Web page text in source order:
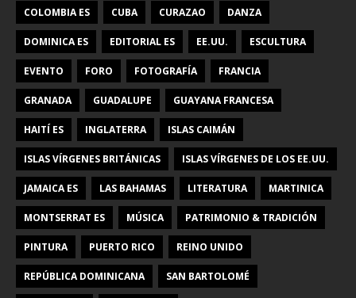
COLOMBIA ES CUBA CURAZAO DANZA
DOMINICA ES EDITORIAL ES EE.UU. ESCULTURA
EVENTO FORO FOTOGRAFÍA FRANCIA
GRANADA GUADALUPE GUAYANA FRANCESA
HAITÍ ES INGLATERRA ISLAS CAIMÁN
ISLAS VÍRGENES BRITÁNICAS ISLAS VÍRGENES DE LOS EE.UU.
JAMAICA ES LAS BAHAMAS LITERATURA MARTINICA
MONTSERRAT ES MÚSICA PATRIMONIO & TRADICIÓN
PINTURA PUERTO RICO REINO UNIDO
REPÚBLICA DOMINICANA SAN BARTOLOMÉ